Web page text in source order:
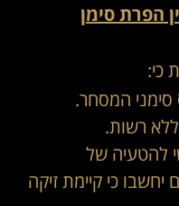
הפרת סימן
כי:
סימני המסחר.
רשות.
להטעיה של
כי קיימת זיקה